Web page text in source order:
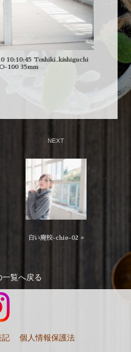
Toshiki_kishiguchi
100 35mm
NEXT
白い廃校-chie-02 »
一覧へ戻る
記 個人情報保護法